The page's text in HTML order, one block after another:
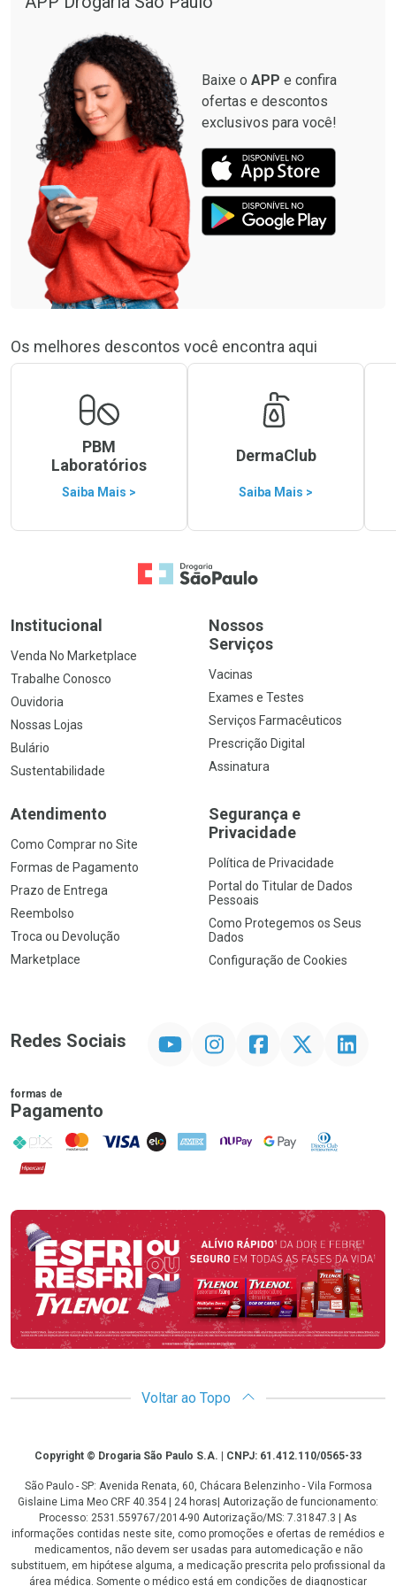
Baixe o APP e confira
ofertas e descontos
exclusivos para você!
Os melhores descontos você encontra aqui
PBM
Laboratórios
Saiba Mais >
DermaClub
Saiba Mais >
Ir para a Home
Institucional
Venda No Marketplace
Trabalhe Conosco
Ouvidoria
Nossas Lojas
Bulário
Sustentabilidade
Nossos
Serviços
Vacinas
Exames e Testes
Serviços Farmacêuticos
Prescrição Digital
Assinatura
Atendimento
Como Comprar no Site
Formas de Pagamento
Prazo de Entrega
Reembolso
Troca ou Devolução
Marketplace
Segurança e
Privacidade
Política de Privacidade
Portal do Titular de Dados
Pessoais
Como Protegemos os Seus
Dados
Configuração de Cookies
Redes Sociais InstagramFacebookTwitter Linkedin
formas de
Pagamento
PIX MasterCard
VISA ELO AMEX NuPay Google PayDiners Club
Hipercard
Promoção em Destaque
Voltar ao Topo
CopyrightCopyright © Drogaria São Paulo S.A. | CNPJ: 61.412.110/0565-33
São Paulo - SP: Avenida Renata, 60, Chácara Belenzinho - Vila Formosa
Gislaine Lima Meo CRF 40.354 | 24 horas| Autorização de funcionamento:
Processo: 2531.559767/2014-90 Autorização/MS: 7.31847.3 | As
informações contidas neste site, como promoções e ofertas de remédios e
medicamentos, não devem ser usadas para automedicação e não
substituem, em hipótese alguma, a medicação prescrita pelo profissional da
área médica. Somente o médico está em condições de diagnosticar